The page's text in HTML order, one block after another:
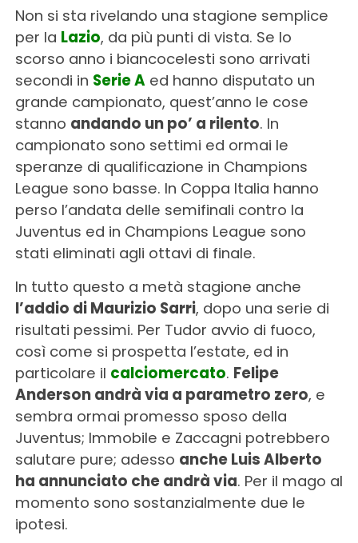
Non si sta rivelando una stagione semplice
per la Lazio, da più punti di vista. Se lo
scorso anno i biancocelesti sono arrivati
secondi in Serie Aed hanno disputato un
grande campionato, quest’anno le cose
stanno andando un po’ a rilento. In
campionato sono settimi ed ormai le
speranze di qualificazione in Champions
League sono basse. In Coppa Italia hanno
perso l’andata delle semifinali contro la
Juventus ed in Champions League sono
stati eliminati agli ottavi di finale.
In tutto questo a metà stagione anche
l’addio di Maurizio Sarri, dopo una serie di
risultati pessimi. Per Tudor avvio di fuoco,
così come si prospetta l’estate, ed in
particolare il calciomercato. Felipe
Anderson andrà via a parametro zero, e
sembra ormai promesso sposo della
Juventus; Immobile e Zaccagni potrebbero
salutare pure; adesso anche Luis Alberto
ha annunciato che andrà via. Per il mago al
momento sono sostanzialmente due le
ipotesi.